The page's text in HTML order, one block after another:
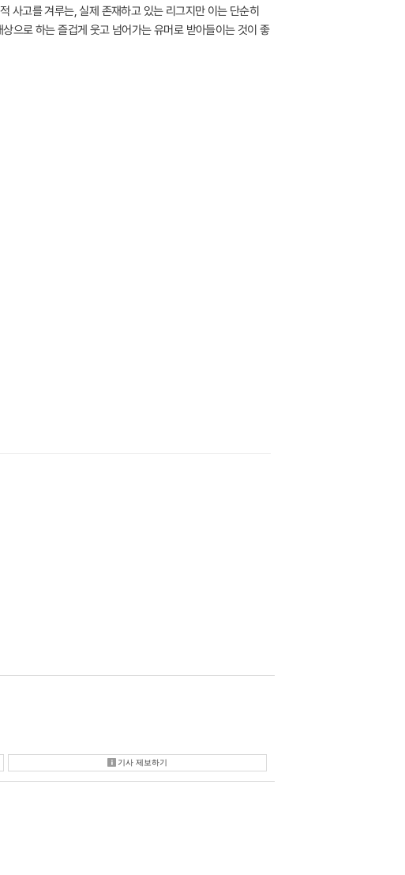
사고를 겨루는, 실제 존재하고 있는 리그지만 이는 단순히
으로 하는 즐겁게 웃고 넘어가는 유머로 받아들이는 것이 좋
기사 제보하기